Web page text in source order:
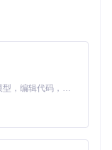
Claude Code 的开源替代方案。连接任意大模型，编辑代码，运行命令，自动验证 — 全自动执行。用 Rust 构建，极致性能。 ｜ An open-source alternative to Claude Code. Connect any LLM, edit code, run commands, and verify changes — autonomously. Built in Rust for speed. Get Started